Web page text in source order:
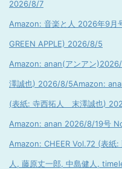
2026/8/7
Amazon: 音楽と人 2026年9月
GREEN APPLE) 2026/8/5
Amazon: anan(アンアン
澤誠也) 2026/8/5Amazon:
(表紙: 寺西拓人 末澤誠也)
Amazon: anan 2026/8/19号
Amazon: CHEER Vol.72 (表
人, 藤原丈一郎, 中島健人,